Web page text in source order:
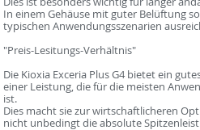
In einem Gehäuse mit guter Belüftung
typischen Anwendungsszenarien
"Preis-Lesitungs-Verhältnis"
Die Kioxia Exceria Plus G4 bietet ein
einer Leistung, die für die meisten
ist.
Dies macht sie zur wirtschaftlicheren
nicht unbedingt die absolute